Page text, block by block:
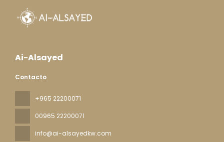
Ai-Alsayed
Contacto
+965 22200071
00965 22200071
info@ai-alsayedkw.com